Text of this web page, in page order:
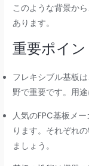
このような背景か
あります。
重要ポイン
フレキシブル基板
野で重要です。用
人気のFPC基板メ
ります。それぞれ
ましょう。